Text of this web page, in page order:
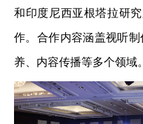
和印度尼西亚根塔拉研
作。合作内容涵盖视听
养、内容传播等多个领域。